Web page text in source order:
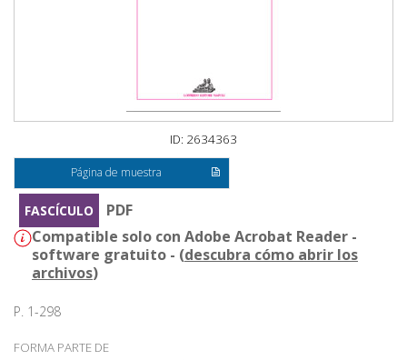
ID: 2634363
Página de muestra
FASCÍCULO
PDF
Compatible solo con Adobe Acrobat Reader -
software gratuito - (descubra cómo abrir los
archivos)
P. 1-298
FORMA PARTE DE